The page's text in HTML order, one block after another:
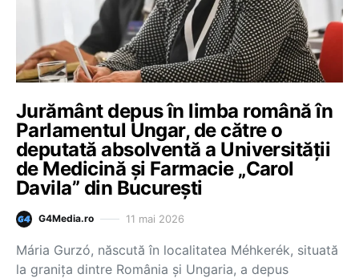
Jurământ depus în limba română în
Parlamentul Ungar, de către o
deputată absolventă a Universității
de Medicină și Farmacie „Carol
Davila” din București
G4Media.ro 11 mai 2026
Mária Gurzó, născută în localitatea Méhkerék, situată
la granița dintre România și Ungaria, a depus